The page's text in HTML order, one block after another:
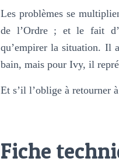
Les problèmes se
de l’Ordre ; et le fait
qu’empirer la situation. Il
bain, mais pour Ivy, il
Et s’il l’oblige à retourner
Fiche